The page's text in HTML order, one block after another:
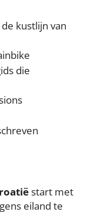
kustlijn van
die
start met
eiland te